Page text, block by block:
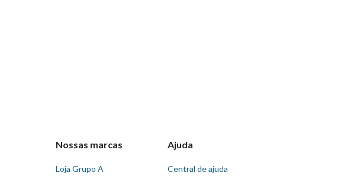
Nossas marcas
Loja Grupo A
Ajuda
Central de ajuda